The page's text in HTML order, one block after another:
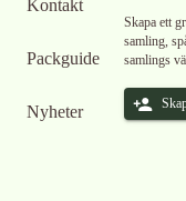
Kontakt
Packguide
Nyheter
Skapa ett
samling,
samlings